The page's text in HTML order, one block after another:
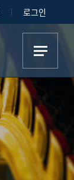
로그인